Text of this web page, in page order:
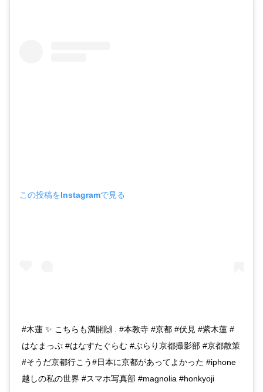
この投稿をInstagramで見る
#木蓮 ✨ こちらも満開🙌 . #本教寺 #京都 #伏見 #紫木蓮 #
はなまっぷ #はなすたぐらむ #ぶらり京都撮影部 #京都散策
#そうだ京都行こう#日本に京都があってよかった #iphone
越しの私の世界 #スマホ写真部 #magnolia #honkyoji